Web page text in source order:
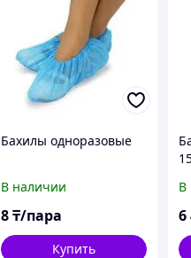
Бахилы одноразовые
В наличии
8 ₸/пара
Купить
В
6